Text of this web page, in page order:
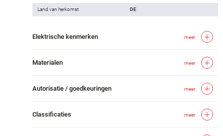
Land van herkomst DE
Elektrische kenmerken meer
Materialen meer
Autorisatie / goedkeuringen meer
Classificaties meer